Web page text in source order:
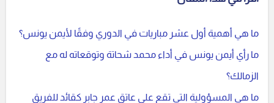
ما هي أهمية أول عشر مباريات في الدوري وفقًا لأيمن يونس؟
ما رأي أيمن يونس في أداء محمد شحاتة وتوقعاته له مع
الزمالك؟
ما هي المسؤولية التي تقع على عاتق عمر جابر كقائد للفريق